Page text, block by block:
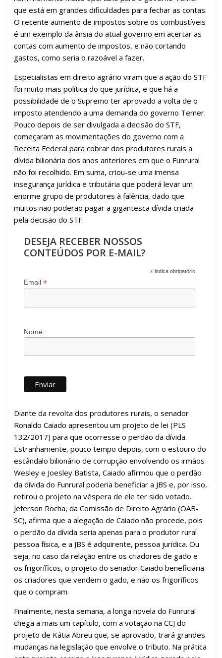
que está em grandes dificuldades para fechar as contas.
O recente aumento de impostos sobre os combustíveis
é um exemplo da ânsia do atual governo em acertar as
contas com aumento de impostos, e não cortando
gastos, como seria o razoável a fazer.
Especialistas em direito agrário viram que a ação do STF
foi muito mais política do que jurídica, e que há a
possibilidade de o Supremo ter aprovado a volta de o
imposto atendendo a uma demanda do governo Temer.
Pouco depois de ser divulgada a decisão do STF,
começaram as movimentações do governo com a
Receita Federal para cobrar dos produtores rurais a
dívida bilionária dos anos anteriores em que o Funrural
não foi recolhido. Em suma, criou-se uma imensa
insegurança jurídica e tributária que poderá levar um
enorme grupo de produtores à falência, dado que
muitos não poderão pagar a gigantesca dívida criada
pela decisão do STF.
DESEJA RECEBER NOSSOS
CONTEÚDOS POR E-MAIL?
* indica obrigatório
Email*
Nome:
Diante da revolta dos produtores rurais, o senador
Ronaldo Caiado apresentou um projeto de lei (PLS
132/2017) para que ocorresse o perdão da dívida.
Estranhamente, pouco tempo depois, com o estouro do
escândalo bilionário de corrupção envolvendo os irmãos
Wesley e Joesley Batista, Caiado afirmou que o perdão
da dívida do Funrural poderia beneficiar a JBS e, por isso,
retirou o projeto na véspera de ele ter sido votado.
Jeferson Rocha, da Comissão de Direito Agrário (OAB-
SC), afirma que a alegação de Caiado não procede, pois
o perdão da dívida seria apenas para o produtor rural
pessoa física, e a JBS é adquirente, pessoa jurídica. Ou
seja, no caso da relação entre os criadores de gado e
os frigoríficos, o projeto do senador Caiado beneficiaria
os criadores que vendem o gado, e não os frigoríficos
que o compram.
Finalmente, nesta semana, a longa novela do Funrural
chega a mais um capítulo, com a votação na CCJ do
projeto de Kátia Abreu que, se aprovado, trará grandes
mudanças na legislação que envolve o tributo. Na prática